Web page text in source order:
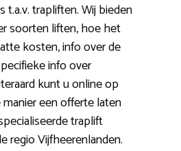
t.a.v. trapliften. Wij bieden
soorten liften, hoe het
kosten, info over de
info over
kunt u online op
een offerte laten
traplift
regio Vijfheerenlanden.